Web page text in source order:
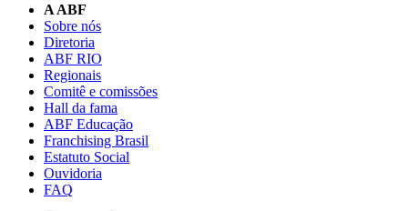
A ABF
Sobre nós
Diretoria
ABF RIO
Regionais
Comitê e comissões
Hall da fama
ABF Educação
Franchising Brasil
Estatuto Social
Ouvidoria
FAQ